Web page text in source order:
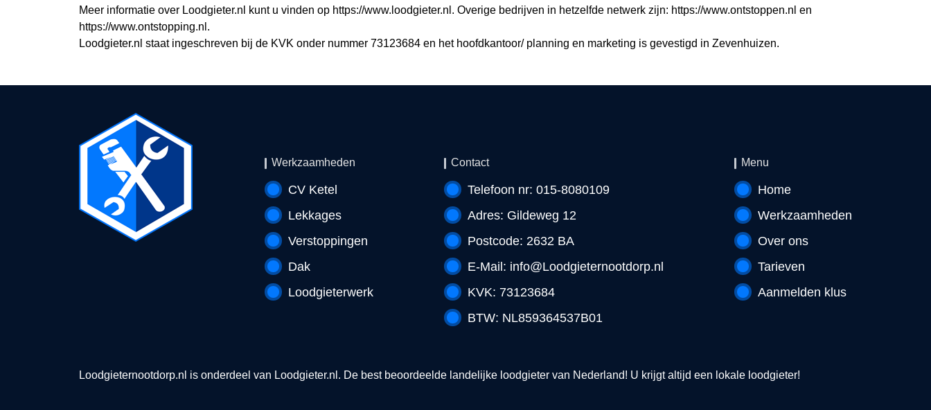
Meer informatie over Loodgieter.nl kunt u vinden op https://www.loodgieter.nl. Overige bedrijven in hetzelfde netwerk zijn: https://www.ontstoppen.nl en
https://www.ontstopping.nl.
Loodgieter.nl staat ingeschreven bij de KVK onder nummer 73123684 en het hoofdkantoor/ planning en marketing is gevestigd in Zevenhuizen.
Werkzaamheden
CV Ketel
Lekkages
Verstoppingen
Dak
Loodgieterwerk
Contact
Telefoon nr: 015-8080109
Adres: Gildeweg 12
Postcode: 2632 BA
E-Mail: info@Loodgieternootdorp.nl
KVK: 73123684
BTW: NL859364537B01
Menu
Home
Werkzaamheden
Over ons
Tarieven
Aanmelden klus
Loodgieternootdorp.nl is onderdeel van Loodgieter.nl . De best beoordeelde landelijke loodgieter van Nederland! U krijgt altijd een lokale loodgieter!